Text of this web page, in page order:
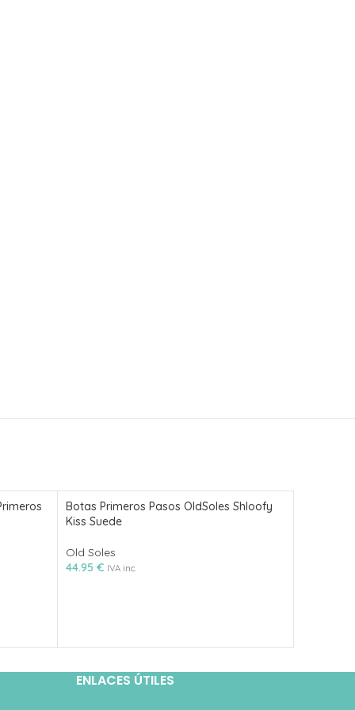
Botas Primeros Pasos OldSoles Shloofy
Kiss Suede
Old Soles
44.95 € IVA inc.
ENLACES ÚTILES